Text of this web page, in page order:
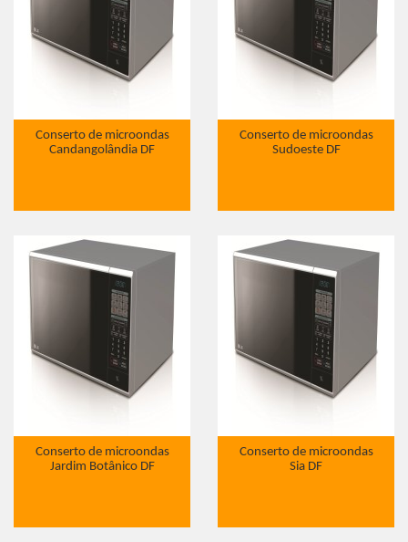
Conserto de microondas
Candangolândia DF
Conserto de microondas
Sudoeste DF
Conserto de microondas
Jardim Botânico DF
Conserto de microondas
Sia DF